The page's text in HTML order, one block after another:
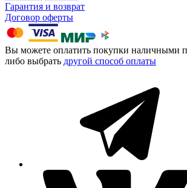
Гарантия и возврат
Договор оферты
Вы можете оплатить покупки наличными
либо выбрать другой способ оплаты